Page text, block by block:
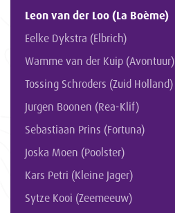
Leon van der Loo (La Boème)
Eelke Dykstra (Elbrich)
Wamme van der Kuip (Avontuur)
Tossing Schroders (Zuid Holland)
Jurgen Boonen (Rea-Klif)
Sebastiaan Prins (Fortuna)
Joska Moen (Poolster)
Kars Petri (Kleine Jager)
Sytze Kooi (Zeemeeuw)